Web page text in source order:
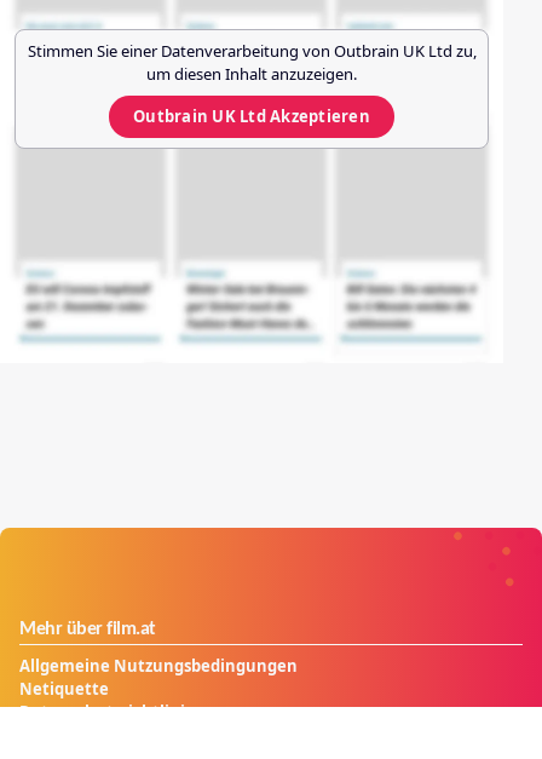
Stimmen Sie einer Datenverarbeitung von Outbrain UK Ltd zu,
um diesen Inhalt anzuzeigen.
Outbrain UK LtdAkzeptieren
Mehr über film.at
Allgemeine Nutzungsbedingungen
Netiquette
Datenschutzrichtlinie